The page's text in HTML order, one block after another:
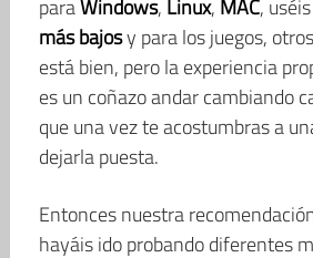
paraWindows, Linux, MAC,
más bajosy para los juegos, otros
está bien, pero la experiencia
es un coñazo andar cambiando
que una vez te acostumbras a
dejarla puesta.
Entonces nuestra
hayáis ido probando diferentes